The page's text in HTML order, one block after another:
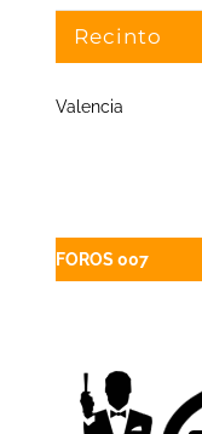
Recinto
Valencia
FOROS 007